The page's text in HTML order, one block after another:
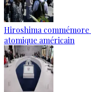
Hiroshima commémore
atomique américain